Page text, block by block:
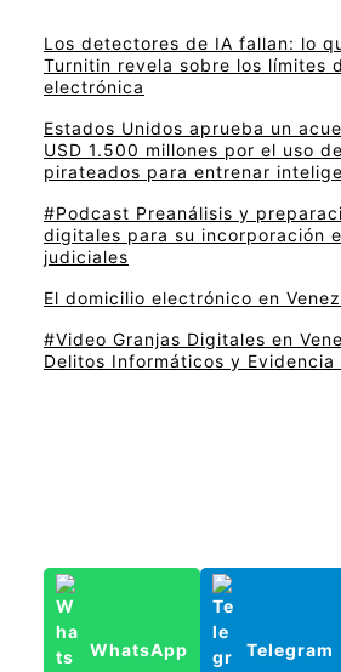
Los detectores de IA fallan: lo
Turnitin revela sobre los límites
electrónica
Estados Unidos aprueba un
USD 1.500 millones por el uso
pirateados para entrenar
#Podcast Preanálisis y
digitales para su incorporación
judiciales
El domicilio electrónico en
#Video Granjas Digitales en
Delitos Informáticos y Evidencia
WhatsApp Telegram